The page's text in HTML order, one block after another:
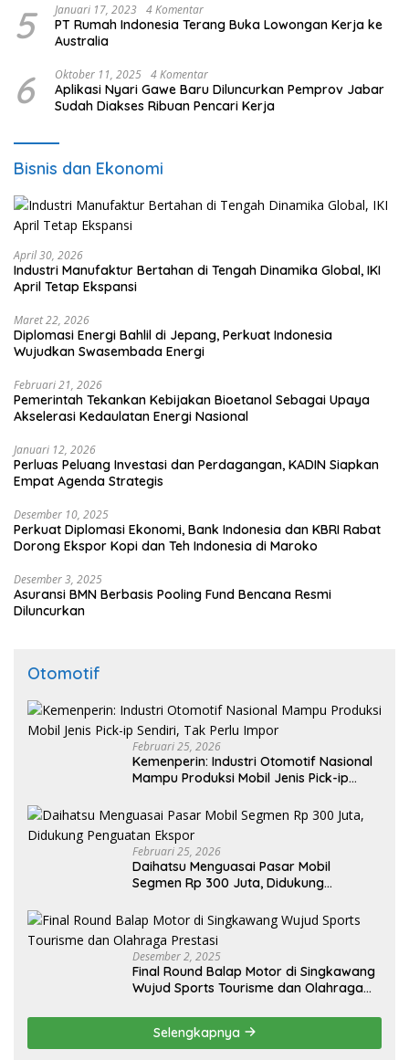
5 Januari 17, 2023 4 Komentar
PT Rumah Indonesia Terang Buka Lowongan Kerja ke
Australia
6 Oktober 11, 2025 4 Komentar
Aplikasi Nyari Gawe Baru Diluncurkan Pemprov Jabar
Sudah Diakses Ribuan Pencari Kerja
Bisnis dan Ekonomi
April 30, 2026
Industri Manufaktur Bertahan di Tengah Dinamika Global, IKI
April Tetap Ekspansi
Maret 22, 2026
Diplomasi Energi Bahlil di Jepang, Perkuat Indonesia
Wujudkan Swasembada Energi
Februari 21, 2026
Pemerintah Tekankan Kebijakan Bioetanol Sebagai Upaya
Akselerasi Kedaulatan Energi Nasional
Januari 12, 2026
Perluas Peluang Investasi dan Perdagangan, KADIN Siapkan
Empat Agenda Strategis
Desember 10, 2025
Perkuat Diplomasi Ekonomi, Bank Indonesia dan KBRI Rabat
Dorong Ekspor Kopi dan Teh Indonesia di Maroko
Desember 3, 2025
Asuransi BMN Berbasis Pooling Fund Bencana Resmi
Diluncurkan
Otomotif
Februari 25, 2026
Kemenperin: Industri Otomotif Nasional
Mampu Produksi Mobil Jenis Pick-ip
Februari 25, 2026
Daihatsu Menguasai Pasar Mobil
Segmen Rp 300 Juta, Didukung
Desember 2, 2025
Final Round Balap Motor di Singkawang
Wujud Sports Tourisme dan Olahraga
Selengkapnya